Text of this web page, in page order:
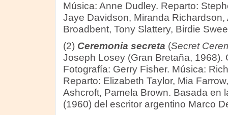
Música: Anne Dudley. Reparto:
Jaye Davidson, Miranda Richardson,
Broadbent, Tony Slattery, Birdie
(2) Ceremonia secreta (Secret
Joseph Losey (Gran Bretaña, 1968).
Fotografía: Gerry Fisher. Música:
Reparto: Elizabeth Taylor, Mia
Ashcroft, Pamela Brown. Basada en
(1960) del escritor argentino Marco